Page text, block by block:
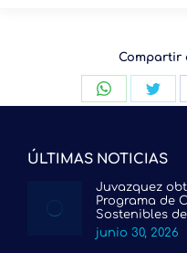
Compartir
Compartir
WhatsApp
ÚLTIMAS NOTICIAS
Juvazquez
Programa de
Sostenibles
junio 30, 2026